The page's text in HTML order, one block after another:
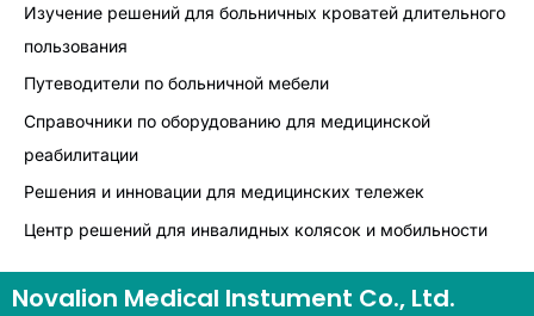
Изучение решений для больничных кроватей длительного
пользования
Путеводители по больничной мебели
Справочники по оборудованию для медицинской
реабилитации
Решения и инновации для медицинских тележек
Центр решений для инвалидных колясок и мобильности
Novalion Medical Instument Co., Ltd.